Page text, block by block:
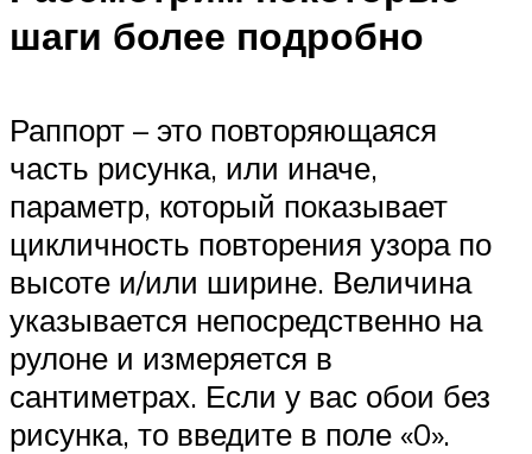
шаги более подробно
Раппорт – это повторяющаяся
часть рисунка, или иначе,
параметр, который показывает
цикличность повторения узора по
высоте и/или ширине. Величина
указывается непосредственно на
рулоне и измеряется в
сантиметрах. Если у вас обои без
рисунка, то введите в поле «0».